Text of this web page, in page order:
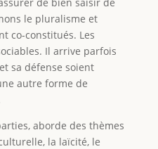
le pluralisme et
co-constitués. Les
Il arrive parfois
sa défense soient
autre forme de
aborde des thèmes
la laïcité, le